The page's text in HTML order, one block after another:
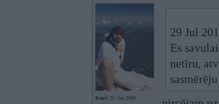
Kopš: 25. Jun 2009
29 Jul
Es
netīru,